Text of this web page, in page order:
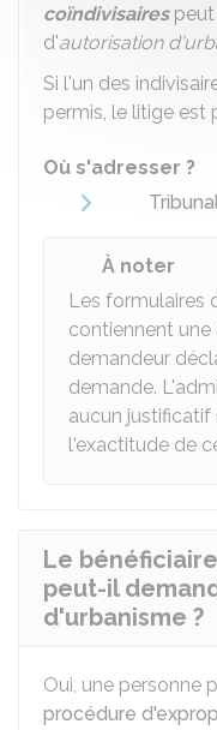
coïndivisairespeut
d'autorisation
Si l'un des
permis, le litige est
Où s'adresser ?
À noter
Les formulaires
contiennent
demandeur
demande.
aucun
l'exactitude de
Le
peut-il
d'urbanisme ?
Oui, une personne
procédure